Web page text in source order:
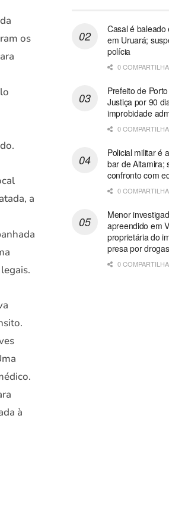
os
a
à
Casal é
em Uruará;
polícia
0
Prefeito de
Justiça por 90
improbidade
0
Policial militar é
bar de Altamira;
confronto com
0
Menor
apreendido em
proprietária do
presa por drogas
0